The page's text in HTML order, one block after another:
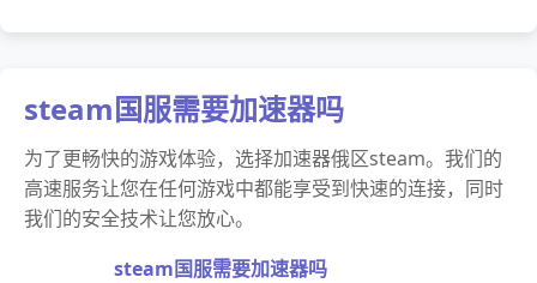
steam国服需要加速器吗
为了更畅快的游戏体验，选择加速器俄区steam。我们的
高速服务让您在任何游戏中都能享受到快速的连接，同时
我们的安全技术让您放心。
steam国服需要加速器吗